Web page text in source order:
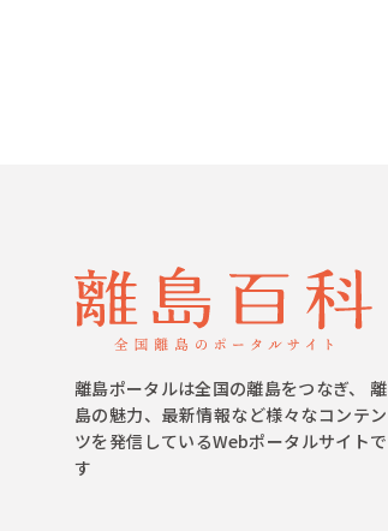
離島ポータルは全国の離島をつなぎ、 離
島の魅力、最新情報など様々なコンテン
ツを発信しているWebポータルサイトで
す